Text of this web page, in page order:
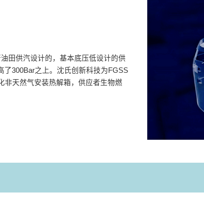
田供汽设计的，基本底压低设计的供
了300Bar之上。沈氏创新科技为FGSS
非天然气安装热解箱，供应者生物燃